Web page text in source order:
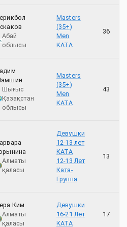
Абай
облысы
Masters
(35+)
Men
KATA
36
Шығыс
Қазақстан
облысы
Masters
(35+)
Men
KATA
43
Алматы
қаласы
Девушки
12-13 лет
КАТА
12-13 Лет
Ката-
Группа
13
Ким
Алматы
қаласы
Девушки
16-21 Лет
КАТА
17